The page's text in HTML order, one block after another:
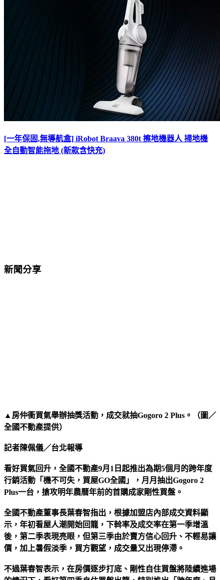
[一年保固,無導航盒] iRobot Braava 380t 擦地機器人 掃地機
全自動智能拖地 (新款含快充)
新聞分享
▲房仲衝買氣舉辦抽獎活動，成交就抽Gogoro 2 Plus。（圖／
全國不動產提供）
記者陳佩儀／台北報導
看好買氣回升，全國不動產9月1日起推出為期5個月的跨年度
行銷活動「機不可失，買屋GO全國」，月月抽出Gogoro 2
Plus一台，搶攻明年農曆年前的首購成家剛性買盤。
全國不動產董事長葉春智指出，根據加盟店內部成交資料顯
示，年初看屋人潮開始回籠，下斡率及成交率在第一季增溫
後，第二季表現亮眼，但第三季由於賣方信心回升、不輕易讓
價，加上暑假淡季，買方觀望，成交量又出現停滯。
不過葉春智表示，在房價逐步打底、剛性自住買盤將陸續進場